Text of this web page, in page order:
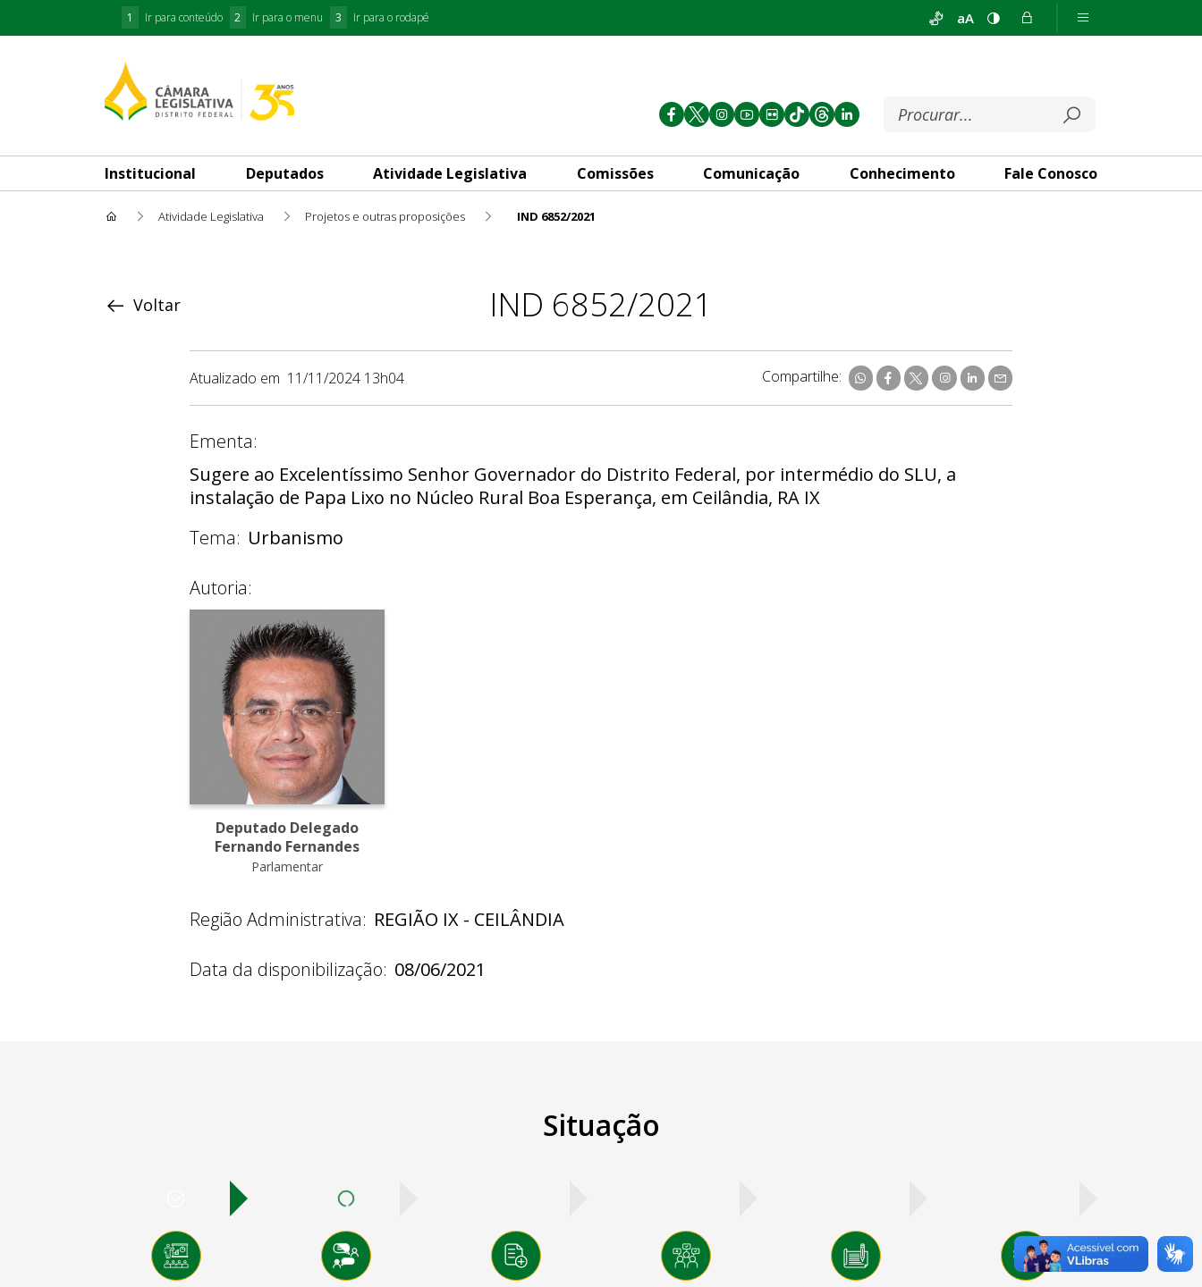
1 Ir para conteúdo 2 Ir para o menu 3 Ir para o rodapé aA
Institucional Deputados Atividade Legislativa Comissões Comunicação Conhecimento Fale Conosco
Atividade Legislativa Projetos e outras proposições IND 6852/2021
IND 6852/2021
Voltar
Atualizado em 11/11/2024 13h04 Compartilhe:
Ementa:
Sugere ao Excelentíssimo Senhor Governador do Distrito Federal, por intermédio do SLU, a
instalação de Papa Lixo no Núcleo Rural Boa Esperança, em Ceilândia, RA IX
Tema: Urbanismo
Autoria:
Deputado Delegado
Fernando Fernandes
Parlamentar
Região Administrativa: REGIÃO IX - CEILÂNDIA
Data da disponibilização: 08/06/2021
Situação